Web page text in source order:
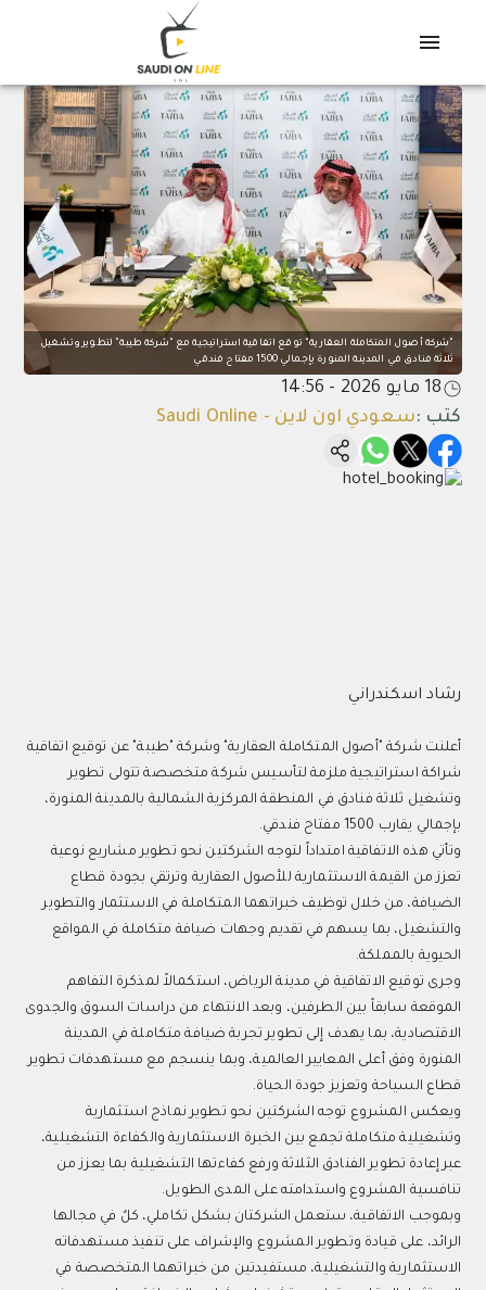
"شركة أصول المتكاملة العقارية" توقع اتفاقية استراتيجية مع "شركة طيبة" لتطوير وتشغيل
ثلاثة فنادق في المدينة المنورة بإجمالي 1500 مفتاح فندقي
18 مايو 2026 - 14:56
كتب :سعودي اون لاين - Saudi Online
رشاد اسكندراني
أعلنت شركة "أصول المتكاملة العقارية" وشركة "طيبة" عن توقيع اتفاقية
شراكة استراتيجية ملزمة لتأسيس شركة متخصصة تتولى تطوير
وتشغيل ثلاثة فنادق في المنطقة المركزية الشمالية بالمدينة المنورة،
بإجمالي يقارب 1500 مفتاح فندقي.
وتأتي هذه الاتفاقية امتداداً لتوجه الشركتين نحو تطوير مشاريع نوعية
تعزز من القيمة الاستثمارية للأصول العقارية وترتقي بجودة قطاع
الضيافة، من خلال توظيف خبراتهما المتكاملة في الاستثمار والتطوير
والتشغيل، بما يسهم في تقديم وجهات ضيافة متكاملة في المواقع
الحيوية بالمملكة.
وجرى توقيع الاتفاقية في مدينة الرياض، استكمالاً لمذكرة التفاهم
الموقعة سابقاً بين الطرفين، وبعد الانتهاء من دراسات السوق والجدوى
الاقتصادية، بما يهدف إلى تطوير تجربة ضيافة متكاملة في المدينة
المنورة وفق أعلى المعايير العالمية، وبما ينسجم مع مستهدفات تطوير
قطاع السياحة وتعزيز جودة الحياة.
ويعكس المشروع توجه الشركتين نحو تطوير نماذج استثمارية
وتشغيلية متكاملة تجمع بين الخبرة الاستثمارية والكفاءة التشغيلية،
عبر إعادة تطوير الفنادق الثلاثة ورفع كفاءتها التشغيلية بما يعزز من
تنافسية المشروع واستدامته على المدى الطويل.
وبموجب الاتفاقية، ستعمل الشركتان بشكل تكاملي، كلٌ في مجالها
الرائد، على قيادة وتطوير المشروع والإشراف على تنفيذ مستهدفاته
الاستثمارية والتشغيلية، مستفيدتين من خبراتهما المتخصصة في